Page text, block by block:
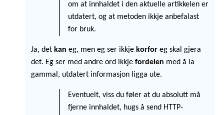
om at innhaldet i den aktuelle artikkelen er
utdatert, og at metoden ikkje anbefalast
for bruk.
Ja, det kan eg, men eg ser ikkje korfor eg skal gjera
det. Eg ser med andre ord ikkjefordelen med å la
gammal, utdatert informasjon ligga ute.
Eventuelt, viss du føler at du absolutt må
fjerne innhaldet, hugs å send HTTP-